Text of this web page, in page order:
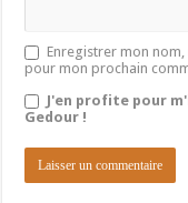
Enregistrer mon
pour mon prochain
J'en profite pour
Gedour !